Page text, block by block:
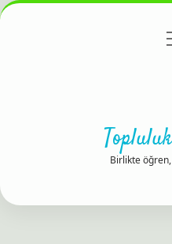
Gizlilik
Birlikte